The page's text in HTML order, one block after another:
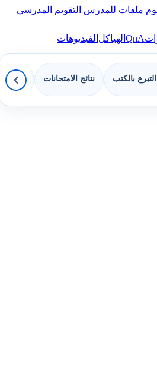
ملفات للمدرس التقويم المدرسي
QnAالهياكل الفيديوهات
بالكتب نتائج الامتحانات